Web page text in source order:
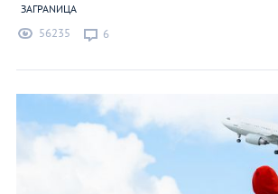
ЗАГРАNИЦА
56235 6